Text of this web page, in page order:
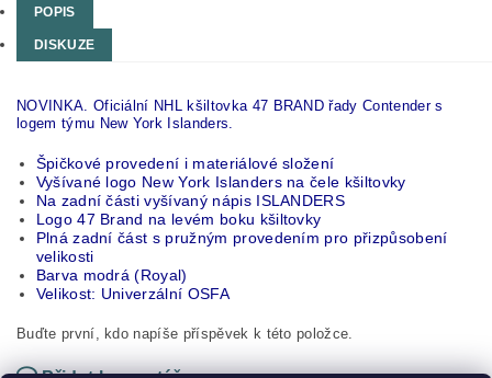
POPIS
DISKUZE
NOVINKA. Oficiální NHL kšiltovka 47 BRAND řady Contender s
logem týmu New York Islanders.
Špičkové provedení i materiálové složení
Vyšívané logo New York Islanders na čele kšiltovky
Na zadní části vyšívaný nápis ISLANDERS
Logo 47 Brand na levém boku kšiltovky
Plná zadní část s pružným provedením pro přizpůsobení
velikosti
Barva modrá (Royal)
Velikost: Univerzální OSFA
Buďte první, kdo napíše příspěvek k této položce.